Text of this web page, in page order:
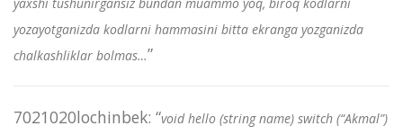
yozayotganizda kodlarni hammasini bitta ekranga yozganizda
chalkashliklar bolmas…”
7021020lochinbek: “void hello (string name) switch (“Akmal”)